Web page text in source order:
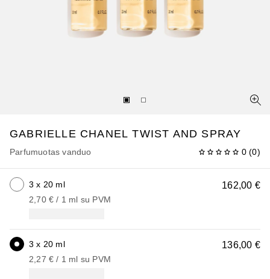
GABRIELLE CHANEL TWIST AND SPRAY
Parfumuotas vanduo 0 (0)
162,00 €
3 x 20 ml
2,70 € / 1 ml su PVM
136,00 €
3 x 20 ml
2,27 € / 1 ml su PVM